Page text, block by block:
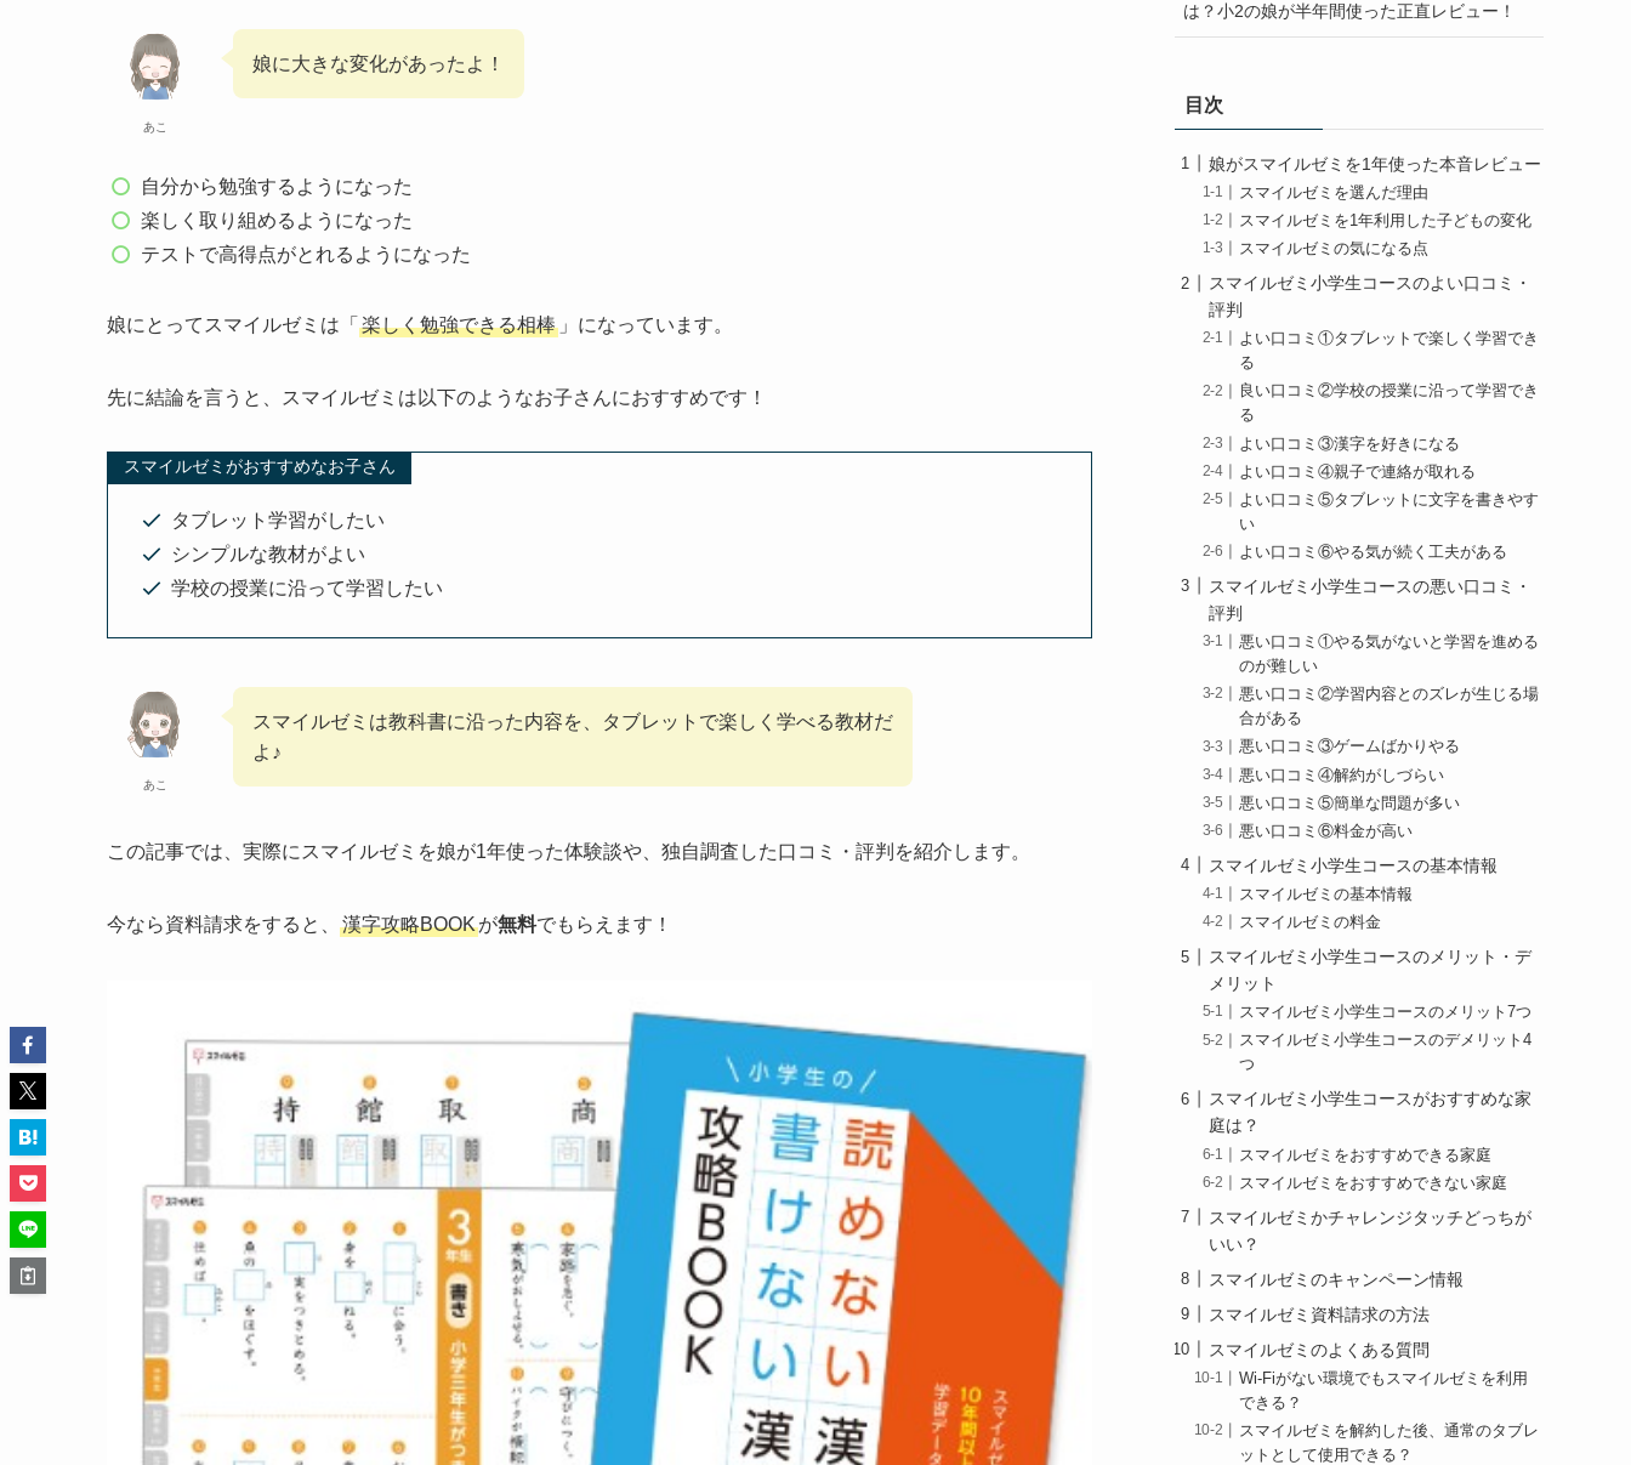
あこ
娘に大きな変化があったよ！
自分から勉強するようになった
楽しく取り組めるようになった
テストで高得点がとれるようになった
娘にとってスマイルゼミは「 楽しく勉強できる相棒 」になっています。
先に結論を言うと、スマイルゼミは以下のようなお子さんにおすすめです！
スマイルゼミがおすすめなお子さん
タブレット学習がしたい
シンプルな教材がよい
学校の授業に沿って学習したい
あこ
スマイルゼミは教科書に沿った内容を、タブレットで楽しく学べる教材だ
よ♪
この記事では、実際にスマイルゼミを娘が1年使った体験談や、独自調査した口コミ・評判を紹介します。
今なら資料請求をすると、 漢字攻略BOOKが無料でもらえます！
は？小2の娘が半年間使った正直レビュー！
目次
娘がスマイルゼミを1年使った本音レビュー
スマイルゼミを選んだ理由
スマイルゼミを1年利用した子どもの変化
スマイルゼミの気になる点
スマイルゼミ小学生コースのよい口コミ・
評判
よい口コミ①タブレットで楽しく学習でき
る
良い口コミ②学校の授業に沿って学習でき
る
よい口コミ③漢字を好きになる
よい口コミ④親子で連絡が取れる
よい口コミ⑤タブレットに文字を書きやす
い
よい口コミ⑥やる気が続く工夫がある
スマイルゼミ小学生コースの悪い口コミ・
評判
悪い口コミ①やる気がないと学習を進める
のが難しい
悪い口コミ②学習内容とのズレが生じる場
合がある
悪い口コミ③ゲームばかりやる
悪い口コミ④解約がしづらい
悪い口コミ⑤簡単な問題が多い
悪い口コミ⑥料金が高い
スマイルゼミ小学生コースの基本情報
スマイルゼミの基本情報
スマイルゼミの料金
スマイルゼミ小学生コースのメリット・デ
メリット
スマイルゼミ小学生コースのメリット7つ
スマイルゼミ小学生コースのデメリット4
つ
スマイルゼミ小学生コースがおすすめな家
庭は？
スマイルゼミをおすすめできる家庭
スマイルゼミをおすすめできない家庭
スマイルゼミかチャレンジタッチどっちが
いい？
スマイルゼミのキャンペーン情報
スマイルゼミ資料請求の方法
スマイルゼミのよくある質問
Wi-Fiがない環境でもスマイルゼミを利用
できる？
スマイルゼミを解約した後、通常のタブレ
ットとして使用できる？